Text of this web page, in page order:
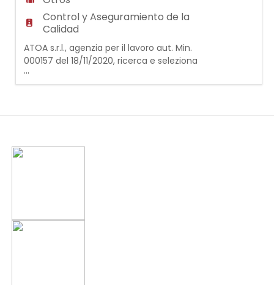
Control y Aseguramiento de la
Calidad
ATOA s.r.l., agenzia per il lavoro aut. Min.
000157 del 18/11/2020, ricerca e seleziona
per un'importante azienda del settore
metalmeccanico le seguenti figure
Diploma di perit
...